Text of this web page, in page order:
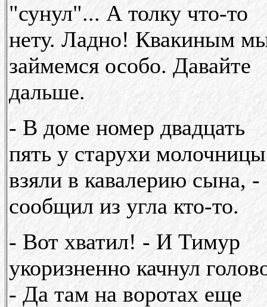
"сунул"... А толку что-то
нету. Ладно! Квакиным
займемся особо. Давайте
дальше.
- В доме номер двадцать
пять у старухи молочницы
взяли в кавалерию сына, -
сообщил из угла кто-то.
- Вот хватил! - И Тимур
укоризненно качнул
- Да там на воротах еще